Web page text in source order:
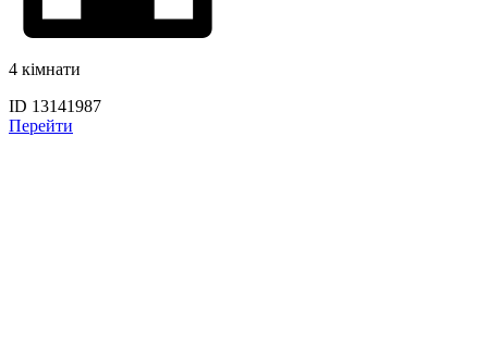
4 кімнати
ID 13141987
Перейти